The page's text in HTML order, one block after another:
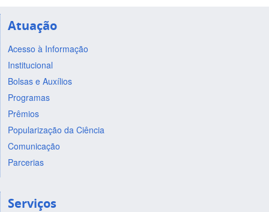
Atuação
Acesso à Informação
Institucional
Bolsas e Auxílios
Programas
Prêmios
Popularização da Ciência
Comunicação
Parcerias
Serviços